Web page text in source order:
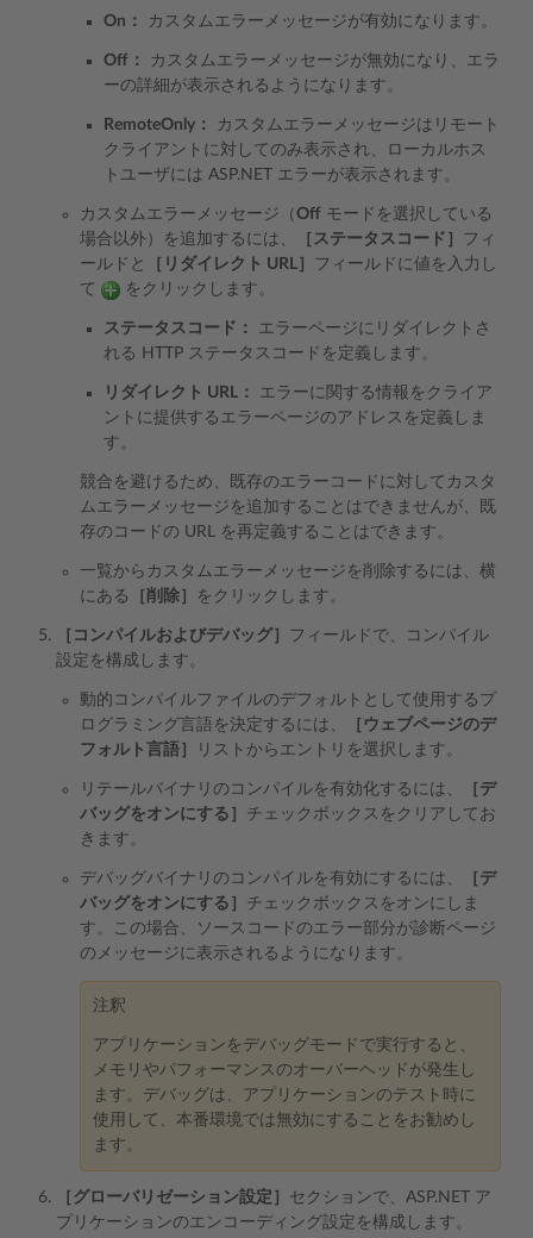
On： カスタムエラーメッセージが有効になります。
Off：
カスタムエラーメッセージが無効になり、エラ
ーの詳細が表示されるようになります。
RemoteOnly：
カスタムエラーメッセージはリモート
クライアントに対してのみ表示され、ローカルホス
トユーザには ASP.NET エラーが表示されます。
カスタムエラーメッセージ（ Off モードを選択している
場合以外）を追加するには、
［ステータスコード］ フィ
ールドと
［リダイレクト URL］ フィールドに値を入力し
て
をクリックします。
ステータスコード：
エラーページにリダイレクトさ
れる HTTP ステータスコードを定義します。
リダイレクト URL：
エラーに関する情報をクライア
ントに提供するエラーページのアドレスを定義しま
す。
競合を避けるため、既存のエラーコードに対してカスタ
ムエラーメッセージを追加することはできませんが、既
存のコードの URL を再定義することはできます。
一覧からカスタムエラーメッセージを削除するには、横
にある
［削除］ をクリックします。
［コンパイルおよびデバッグ］ フィールドで、コンパイル
設定を構成します。
動的コンパイルファイルのデフォルトとして使用するプ
ログラミング言語を決定するには、
［ウェブページのデ
フォルト言語］
リストからエントリを選択します。
リテールバイナリのコンパイルを有効化するには、
［デ
バッグをオンにする］ チェックボックスをクリアしてお
きます。
デバッグバイナリのコンパイルを有効にするには、
［デ
バッグをオンにする］ チェックボックスをオンにしま
す。この場合、ソースコードのエラー部分が診断ページ
のメッセージに表示されるようになります。
注釈
アプリケーションをデバッグモードで実行すると、
メモリやパフォーマンスのオーバーヘッドが発生し
ます。デバッグは、アプリケーションのテスト時に
使用して、本番環境では無効にすることをお勧めし
ます。
［グローバリゼーション設定］ セクションで、ASP.NET ア
プリケーションのエンコーディング設定を構成します。